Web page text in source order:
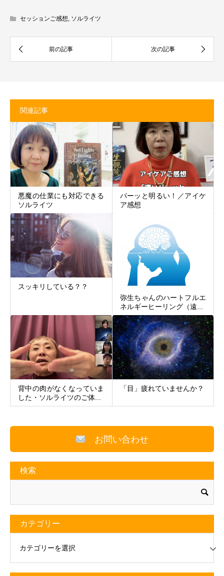
セッションご感想, ソルライツ
関連記事
悪魔の仕業にも対応できる
ソルライツ
パーッと明るい！／アイケ
ア感想
スッキリしている？？
弥生ちゃんのハートフルエ
ネルギーヒーリング（遠...
背中の肉がなくなっていま
した・ソルライツのご体...
「目」疲れていませんか？
お問い合わせ
検索
カテゴリー